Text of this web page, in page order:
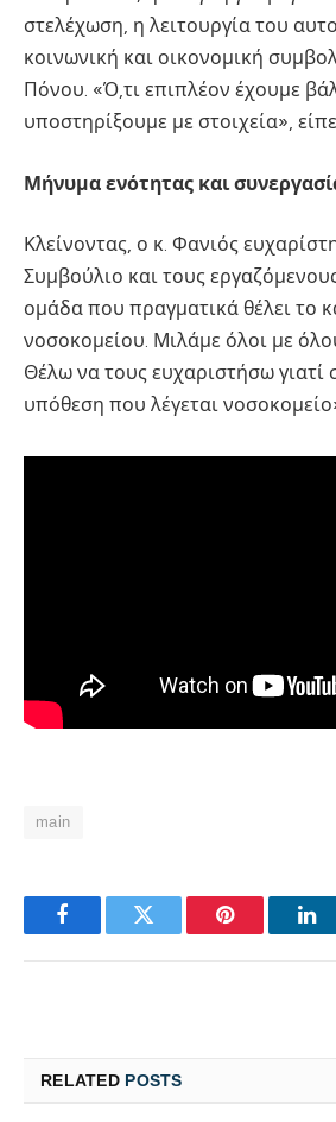
στελέχωση, η λειτουργία του
κοινωνική και οικονομική
Πόνου. «Ό,τι επιπλέον έχουμε
υποστηρίξουμε με στοιχεία»,
Μήνυμα ενότητας και
Κλείνοντας, ο κ. Φανιός
Συμβούλιο και τους
ομάδα που πραγματικά θέλει το
νοσοκομείου. Μιλάμε όλοι με
Θέλω να τους ευχαριστήσω γιατί
υπόθεση που λέγεται
main
FacebookTwitter Pinterest
RELATED POSTS